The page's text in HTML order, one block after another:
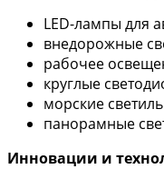
LED-лампы для
внедорожные
рабочее
круглые
морские
панорамные
Инновации и